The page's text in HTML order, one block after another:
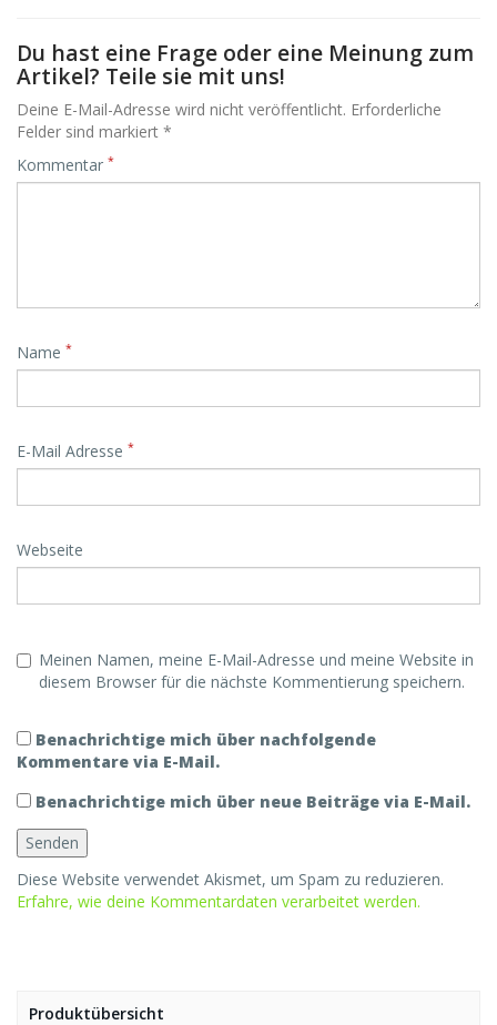
Du hast eine Frage oder eine Meinung zum
Artikel? Teile sie mit uns!
Deine E-Mail-Adresse wird nicht veröffentlicht. Erforderliche
Felder sind markiert *
Kommentar *
Name *
E-Mail Adresse *
Webseite
Meinen Namen, meine E-Mail-Adresse und meine Website in
diesem Browser für die nächste Kommentierung speichern.
Benachrichtige mich über nachfolgende
Kommentare via E-Mail.
Benachrichtige mich über neue Beiträge via E-Mail.
Diese Website verwendet Akismet, um Spam zu reduzieren.
Erfahre, wie deine Kommentardaten verarbeitet werden.
Produktübersicht